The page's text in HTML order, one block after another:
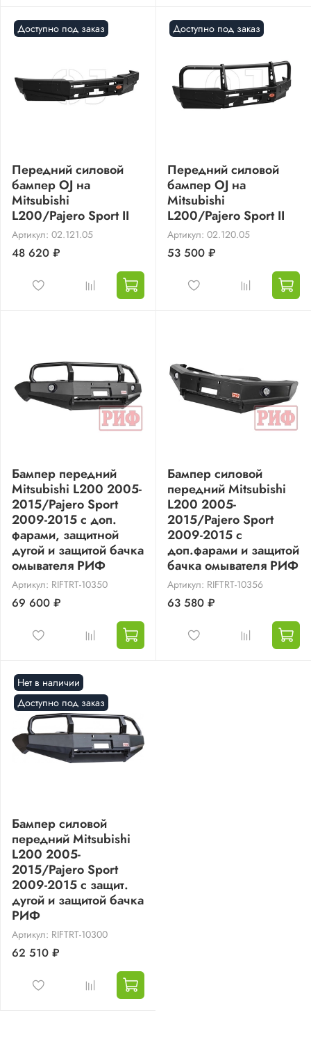
Доступно под заказ
Передний силовой
бампер OJ на
Mitsubishi
L200/Pajero Sport II
Артикул: 02.121.05
48 620 ₽
Доступно под заказ
Передний силовой
бампер OJ на
Mitsubishi
L200/Pajero Sport II
Артикул: 02.120.05
53 500 ₽
Бампер передний
Mitsubishi L200 2005-
2015/Pajero Sport
2009-2015 с доп.
фарами, защитной
дугой и защитой бачка
омывателя РИФ
Артикул: RIFTRT-10350
69 600 ₽
Бампер силовой
передний Mitsubishi
L200 2005-
2015/Pajero Sport
2009-2015 с
доп.фарами и защитой
бачка омывателя РИФ
Артикул: RIFTRT-10356
63 580 ₽
Нет в наличии
Доступно под заказ
Бампер силовой
передний Mitsubishi
L200 2005-
2015/Pajero Sport
2009-2015 с защит.
дугой и защитой бачка
РИФ
Артикул: RIFTRT-10300
62 510 ₽